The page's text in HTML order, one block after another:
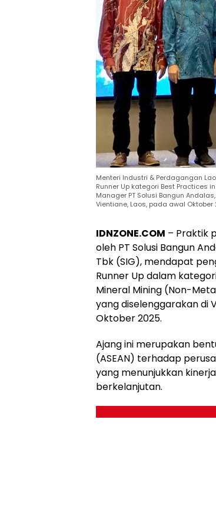
Menteri Industri & Perdagangan
Runner Up kategori Best Practices
Manager PT Solusi Bangun
Vientiane, Laos, pada awal Oktober
IDNZONE.COM – Praktik
oleh PT Solusi Bangun
Tbk (SIG), mendapat
Runner Up dalam
Mineral Mining (Non-
yang diselenggarakan di
Oktober 2025.
Ajang ini merupakan
(ASEAN) terhadap
yang menunjukkan
berkelanjutan.